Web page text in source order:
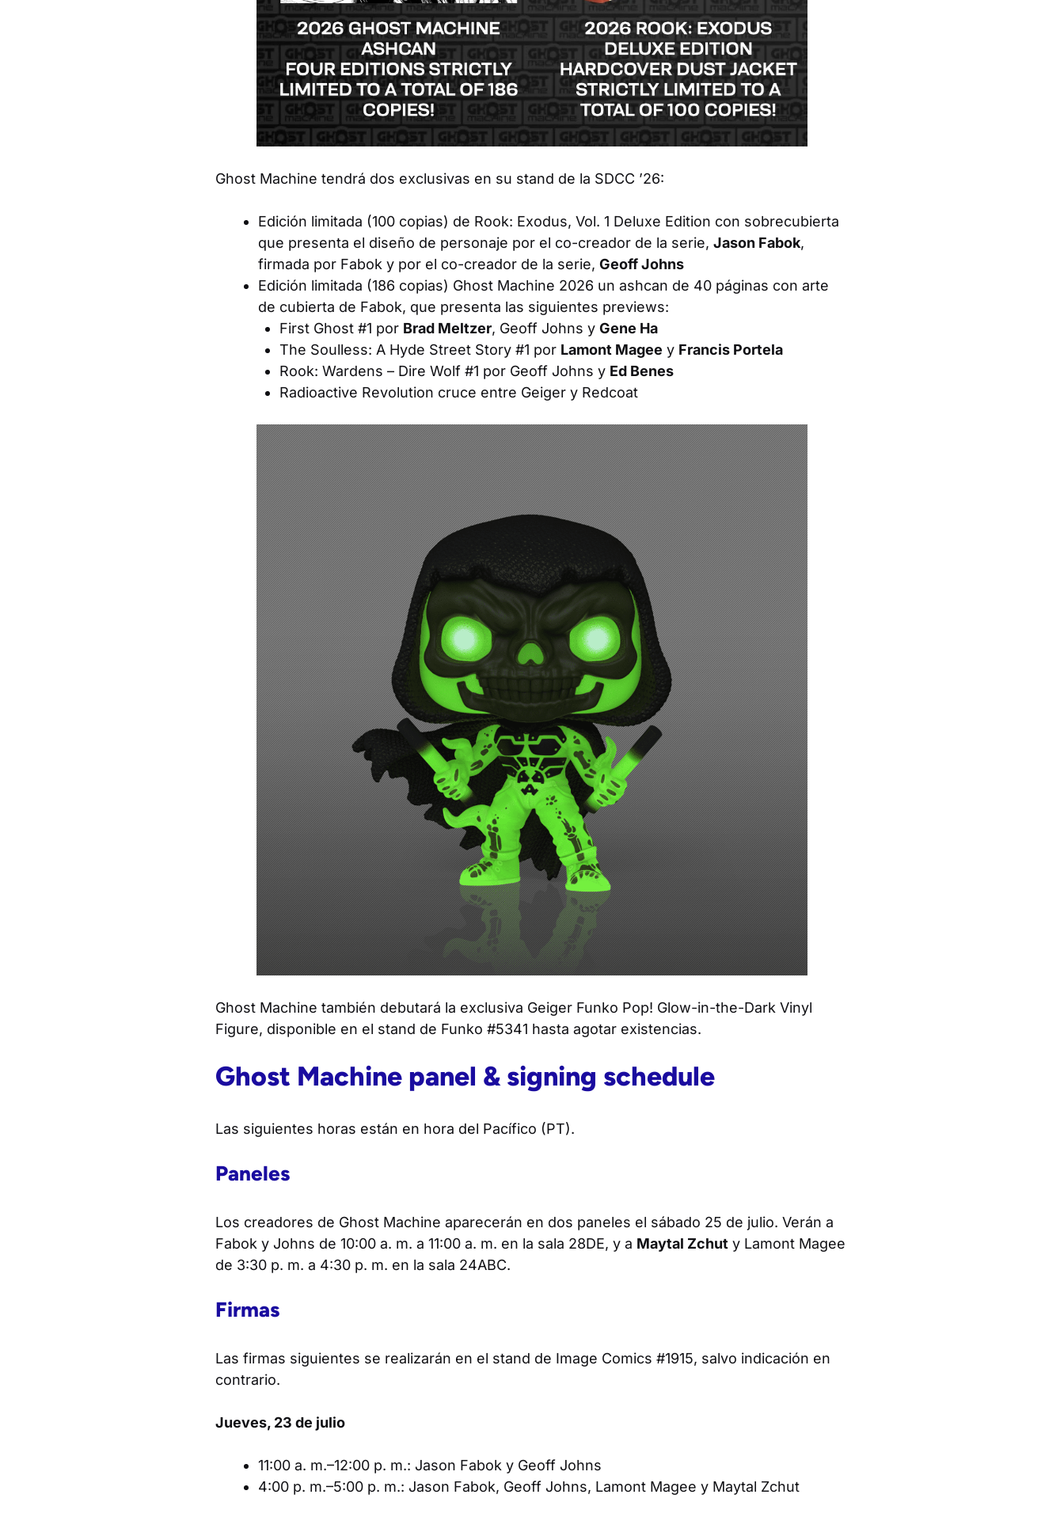
Ghost Machine tendrá dos exclusivas en su stand de la SDCC ’26:
Edición limitada (100 copias) de Rook: Exodus, Vol. 1 Deluxe Edition con sobrecubierta
que presenta el diseño de personaje por el co-creador de la serie, Jason Fabok,
firmada por Fabok y por el co-creador de la serie, Geoff Johns
Edición limitada (186 copias) Ghost Machine 2026 un ashcan de 40 páginas con arte
de cubierta de Fabok, que presenta las siguientes previews:
First Ghost #1 por Brad Meltzer, Geoff Johns y Gene Ha
The Soulless: A Hyde Street Story #1 por Lamont Magee y Francis Portela
Rook: Wardens – Dire Wolf #1 por Geoff Johns y Ed Benes
Radioactive Revolution cruce entre Geiger y Redcoat
Ghost Machine también debutará la exclusiva Geiger Funko Pop! Glow-in-the-Dark Vinyl
Figure, disponible en el stand de Funko #5341 hasta agotar existencias.
Ghost Machine panel & signing schedule
Las siguientes horas están en hora del Pacífico (PT).
Paneles
Los creadores de Ghost Machine aparecerán en dos paneles el sábado 25 de julio. Verán a
Fabok y Johns de 10:00 a. m. a 11:00 a. m. en la sala 28DE, y a Maytal Zchut y Lamont Magee
de 3:30 p. m. a 4:30 p. m. en la sala 24ABC.
Firmas
Las firmas siguientes se realizarán en el stand de Image Comics #1915, salvo indicación en
contrario.
Jueves, 23 de julio
11:00 a. m.–12:00 p. m.: Jason Fabok y Geoff Johns
4:00 p. m.–5:00 p. m.: Jason Fabok, Geoff Johns, Lamont Magee y Maytal Zchut